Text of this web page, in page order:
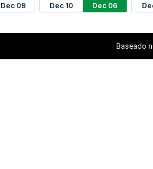
Dec 09 Dec 10 Dec 06
Baseado